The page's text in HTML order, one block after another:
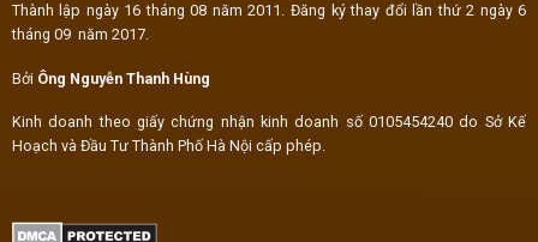
Thành lập ngày 16 tháng 08 năm 2011. Đăng ký thay đổi lần thứ 2 ngày 6
tháng 09 năm 2017.
Bởi Ông Nguyễn Thanh Hùng
Kinh doanh theo giấy chứng nhận kinh doanh số 0105454240 do Sở Kế
Hoạch và Đầu Tư Thành Phố Hà Nội cấp phép.